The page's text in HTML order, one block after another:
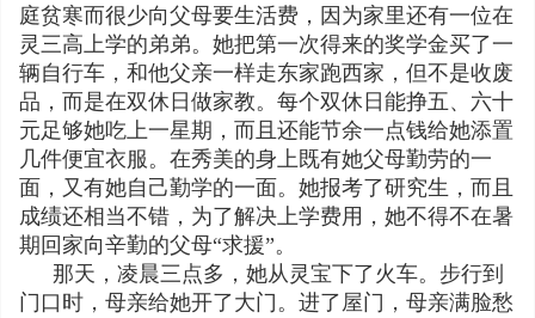
庭贫寒而很少向父母要生活费，因为家里还有一位在
灵三高上学的弟弟。她把第一次得来的奖学金买了一
辆自行车，和他父亲一样走东家跑西家，但不是收废
品，而是在双休日做家教。每个双休日能挣五、六十
元足够她吃上一星期，而且还能节余一点钱给她添置
几件便宜衣服。在秀美的身上既有她父母勤劳的一
面，又有她自己勤学的一面。她报考了研究生，而且
成绩还相当不错，为了解决上学费用，她不得不在暑
期回家向辛勤的父母“求援”。
那天，凌晨三点多，她从灵宝下了火车。步行到
门口时，母亲给她开了大门。进了屋门，母亲满脸愁